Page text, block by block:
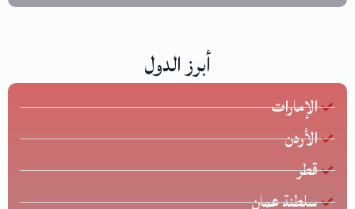
أبرز الدول
الإمارات
الأردن
قطر
سلطنة عمان